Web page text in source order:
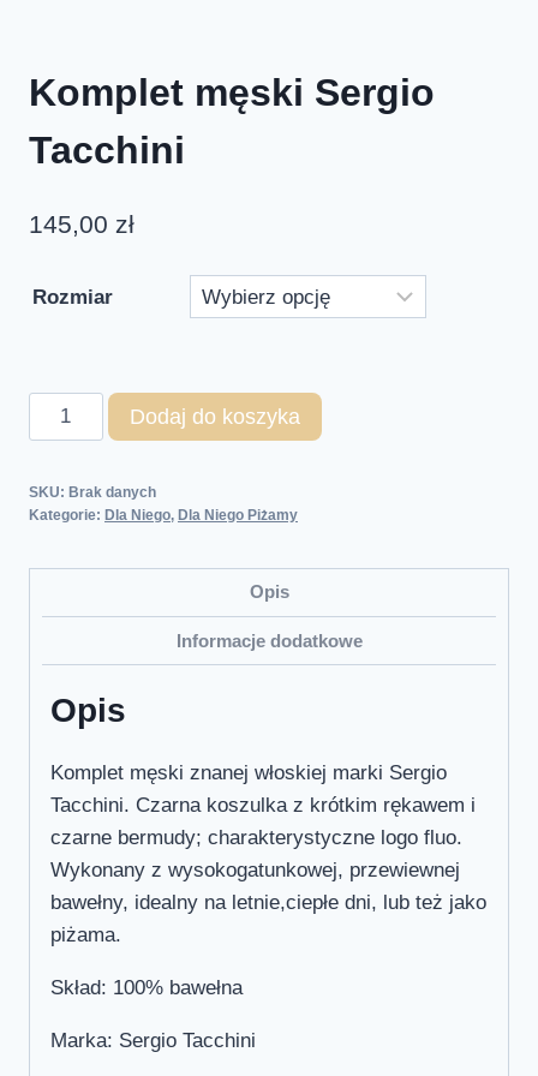
Komplet męski Sergio
Tacchini
145,00 zł
Rozmiar
Dodaj do koszyka
SKU: Brak danych
Kategorie: Dla Niego, Dla Niego Piżamy
Opis
Informacje dodatkowe
Opis
Komplet męski znanej włoskiej marki Sergio
Tacchini. Czarna koszulka z krótkim rękawem i
czarne bermudy; charakterystyczne logo fluo.
Wykonany z wysokogatunkowej, przewiewnej
bawełny, idealny na letnie,ciepłe dni, lub też jako
piżama.
Skład: 100% bawełna
Marka: Sergio Tacchini